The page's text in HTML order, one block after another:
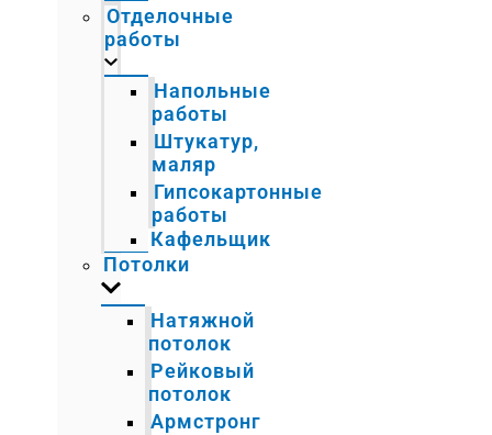
Отделочные
работы
Напольные
работы
Штукатур,
маляр
Гипсокартонные
работы
Кафельщик
Потолки
Натяжной
потолок
Рейковый
потолок
Армстронг